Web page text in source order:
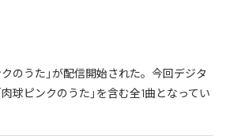
のうた」が配信開始された。今回デジタ
球ピンクのうた」を含む全1曲となってい